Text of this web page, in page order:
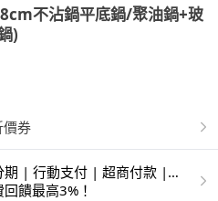
不沾鍋平底鍋/聚油鍋+玻
)
價券
期 | 行動支付 | 超商付款 |
饋最高3%！